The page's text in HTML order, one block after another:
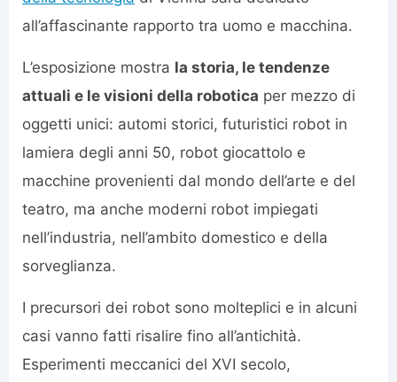
all’affascinante rapporto tra uomo e macchina.
L’esposizione mostra la storia, le tendenze
attuali e le visioni della robotica per mezzo di
oggetti unici: automi storici, futuristici robot in
lamiera degli anni 50, robot giocattolo e
macchine provenienti dal mondo dell’arte e del
teatro, ma anche moderni robot impiegati
nell’industria, nell’ambito domestico e della
sorveglianza.
I precursori dei robot sono molteplici e in alcuni
casi vanno fatti risalire fino all’antichità.
Esperimenti meccanici del XVI secolo,